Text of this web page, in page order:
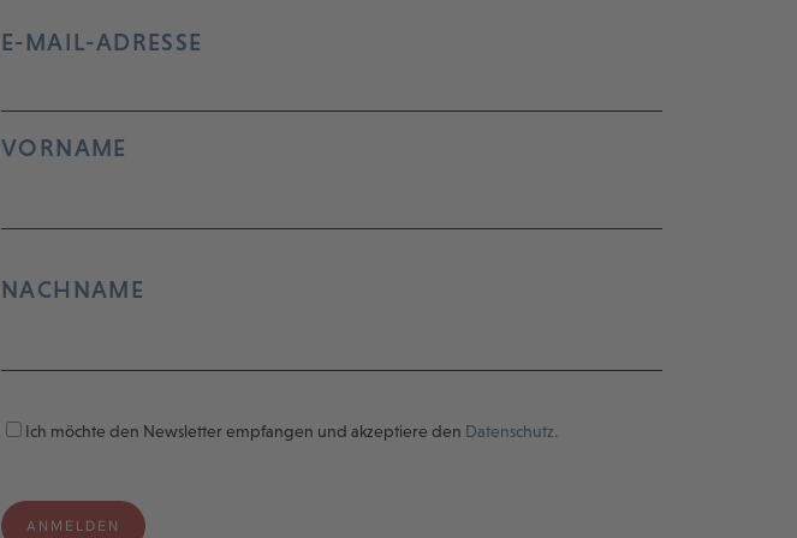
E-MAIL-ADRESSE
VORNAME
NACHNAME
Ich möchte den Newsletter empfangen und akzeptiere den Datenschutz.